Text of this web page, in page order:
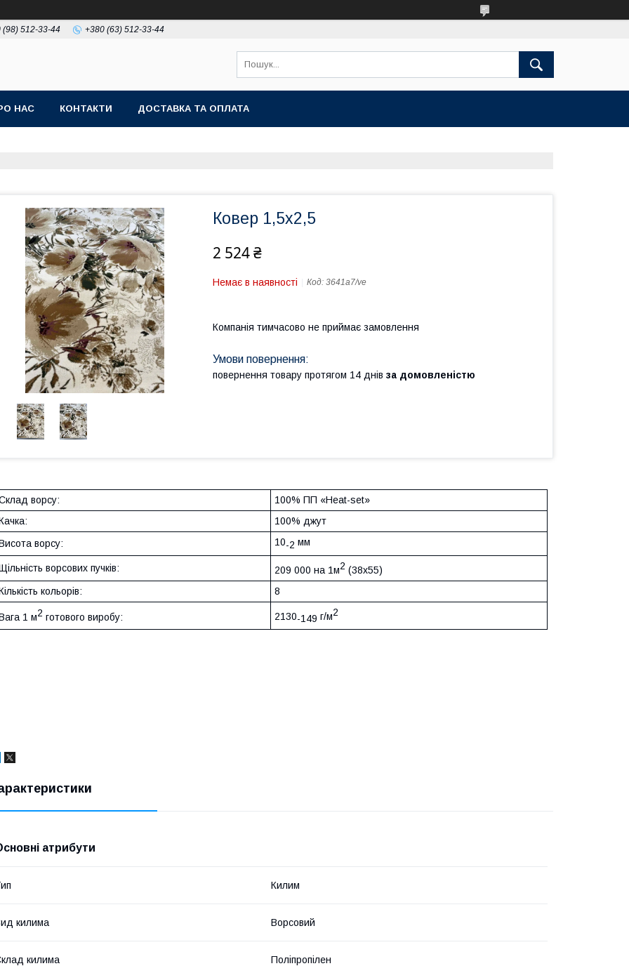
(98) 512-33-44 +380 (63) 512-33-44
НАС КОНТАКТИ ДОСТАВКА ТА ОПЛАТА
Ковер 1,5х2,5
2 524 ₴
Немає в наявності Код: 3641a7/ve
Компанія тимчасово не приймає замовлення
повернення товару протягом 14 днів за домовленістю
ворсу:
100% ПП «Heat-set»
100% джут
ворсу:
10-2 мм
ворсових пучків: 209 000 на 1м2 (38х55)
кольорів:
8
1 м2 готового виробу: 2130-149 г/м2
атрибути
Килим
килима Ворсовий
килима Поліпропілен